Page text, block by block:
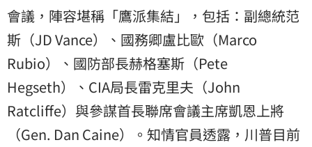
會議，陣容堪稱「鷹派集結」，包括：副總統范
斯（JD Vance）、國務卿盧比歐（Marco
Rubio）、國防部長赫格塞斯（Pete
Hegseth）、CIA局長雷克里夫（John
Ratcliffe）與參謀首長聯席會議主席凱恩上將
（Gen. Dan Caine）。知情官員透露，川普目前